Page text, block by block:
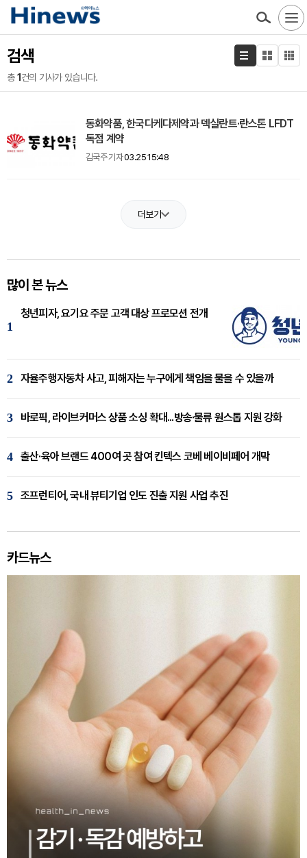
검색
총1 건의 기사가 있습니다.
동화약품, 한국다케다제약과 덱실란트·란스톤 LFDT
독점 계약
김국주 기자03.25 15:48
더보기
많이 본 뉴스
1
청년피자, 요기요 주문 고객 대상 프로모션 전개
2 자율주행자동차 사고, 피해자는 누구에게 책임을 물을 수 있을까
3 바로픽, 라이브커머스 상품 소싱 확대...방송·물류 원스톱 지원 강화
4 출산·육아 브랜드 400여 곳 참여 킨텍스 코베 베이비페어 개막
5 조프런티어, 국내 뷰티기업 인도 진출 지원 사업 추진
카드뉴스